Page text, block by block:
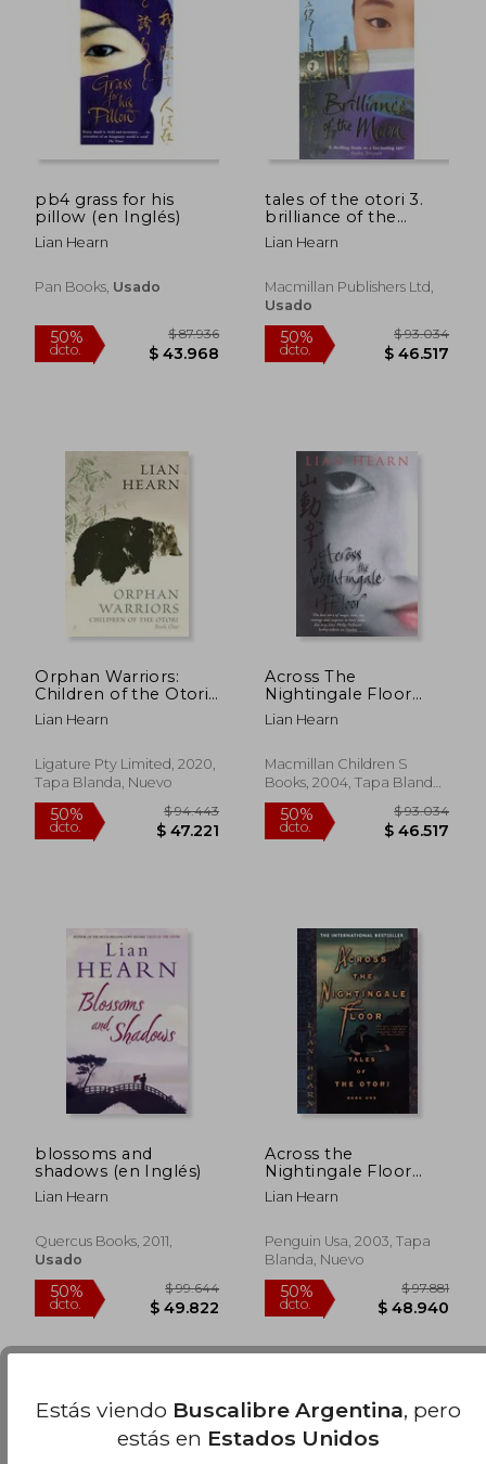
50%
dcto.
$ 129.603
$ 64.801
50%
dcto.
pb4 grass for his
pillow (en Inglés)
Lian Hearn
Pan Books, Usado
50%
dcto. $ 43.968
tales of the otori 3.
brilliance of the
moon (en Inglés)
Lian Hearn
Macmillan Publishers Ltd,
Usado
50%
dcto.
Orphan Warriors:
Children of the Otori
Book one (1) (en
Inglés)
Lian Hearn
Ligature Pty Limited, 2020,
Tapa Blanda, Nuevo
Across The
Nightingale Floor
(tales Of The Otori)
(en Inglés)
Lian Hearn
Macmillan Children S
Books, 2004, Tapa Blanda,
Usado
blossoms and
shadows (en Inglés)
Lian Hearn
Quercus Books, 2011,
Usado
Across the
Nightingale Floor
(Tales of the Otori)
(en Inglés)
Lian Hearn
Penguin Usa, 2003, Tapa
Blanda, Nuevo
Estás viendo Buscalibre Argentina, pero
estás en Estados Unidos